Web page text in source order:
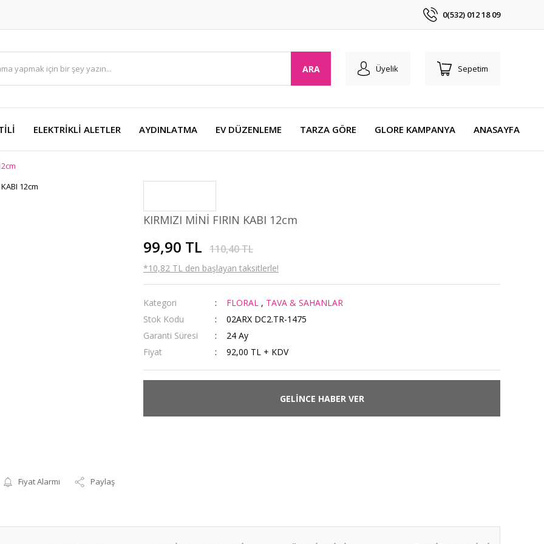
0(532) 012 18 09
ARA Üyelik Sepetim
ELEKTRİKLİ ALETLER AYDINLATMA EV DÜZENLEME TARZA GÖRE GLORE KAMPANYA ANASAYFA
Fiyat Alarmı Paylaş
KIRMIZI MİNİ FIRIN KABI 12cm
99,90 TL 110,40 TL
*10,82 TL den başlayan taksitlerle!
Kategori FLORAL , TAVA & SAHANLAR
Stok Kodu
02ARX DC2.TR-1475
Garanti Süresi
24 Ay
Fiyat
92,00 TL + KDV
GELİNCE HABER VER